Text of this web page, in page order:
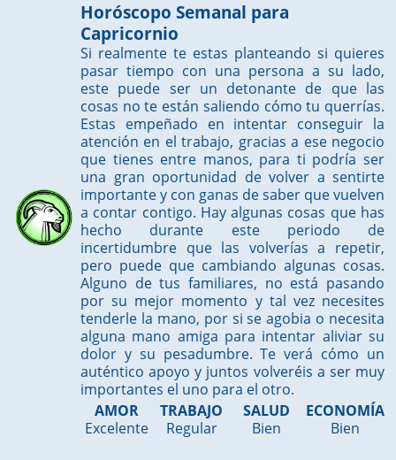
Horóscopo Semanal para
Capricornio
Si realmente te estas planteando si quieres
pasar tiempo con una persona a su lado,
este puede ser un detonante de que las
cosas no te están saliendo cómo tu querrías.
Estas empeñado en intentar conseguir la
atención en el trabajo, gracias a ese negocio
que tienes entre manos, para ti podría ser
una gran oportunidad de volver a sentirte
importante y con ganas de saber que vuelven
a contar contigo. Hay algunas cosas que has
hecho durante este periodo de
incertidumbre que las volverías a repetir,
pero puede que cambiando algunas cosas.
Alguno de tus familiares, no está pasando
por su mejor momento y tal vez necesites
tenderle la mano, por si se agobia o necesita
alguna mano amiga para intentar aliviar su
dolor y su pesadumbre. Te verá cómo un
auténtico apoyo y juntos volveréis a ser muy
importantes el uno para el otro.
AMOR
Excelente
TRABAJO
Regular
SALUD
Bien
ECONOMÍA
Bien